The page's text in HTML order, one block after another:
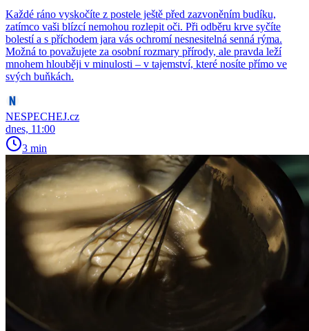
Každé ráno vyskočíte z postele ještě před zazvoněním budíku,
zatímco vaši blízcí nemohou rozlepit oči. Při odběru krve syčíte
bolestí a s příchodem jara vás ochromí nesnesitelná senná rýma.
Možná to považujete za osobní rozmary přírody, ale pravda leží
mnohem hlouběji v minulosti – v tajemství, které nosíte přímo ve
svých buňkách.
NESPECHEJ.cz
dnes, 11:00
3 min